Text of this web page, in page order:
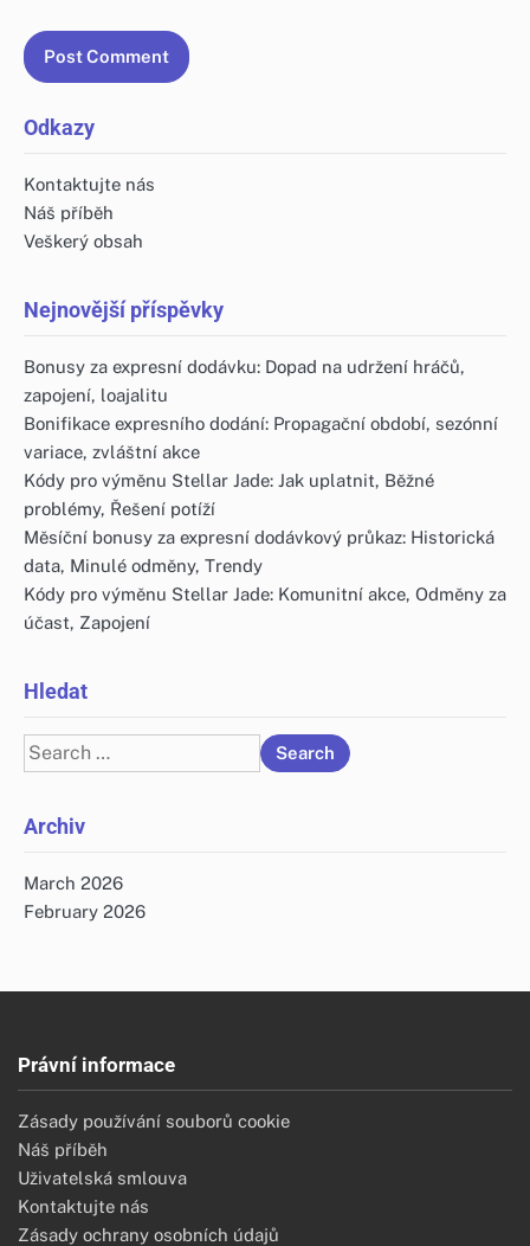
Odkazy
Kontaktujte nás
Náš příběh
Veškerý obsah
Nejnovější příspěvky
Bonusy za expresní dodávku: Dopad na udržení hráčů,
zapojení, loajalitu
Bonifikace expresního dodání: Propagační období, sezónní
variace, zvláštní akce
Kódy pro výměnu Stellar Jade: Jak uplatnit, Běžné
problémy, Řešení potíží
Měsíční bonusy za expresní dodávkový průkaz: Historická
data, Minulé odměny, Trendy
Kódy pro výměnu Stellar Jade: Komunitní akce, Odměny za
účast, Zapojení
Hledat
Search
for:
Archiv
March 2026
February 2026
Právní informace
Zásady používání souborů cookie
Náš příběh
Uživatelská smlouva
Kontaktujte nás
Zásady ochrany osobních údajů